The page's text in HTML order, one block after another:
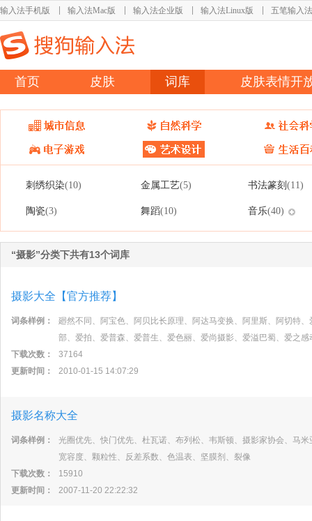
输入法手机版 输入法Mac版 输入法企业版 输入法Linux版 五笔输入法
首页 皮肤 词库 皮肤表情开
刺绣织染(10) 金属工艺(5) 书法篆刻 (11)
陶瓷(3) 舞蹈(10) 音乐(40)
“摄影”分类下共有13个词库
摄影大全【官方推荐】
词条样例：
廻然不同、阿宝色、阿贝比长原理、阿达马变换、阿里斯、阿切特
部、爱拍、爱普森、爱普生、爱色丽、爱尚摄影、爱溢巴蜀、爱之感
下载次数：
37164
更新时间：
2010-01-15 14:07:29
摄影名称大全
词条样例：
光圈优先、快门优先、杜瓦诺、布列松、韦斯顿、摄影家协会、马
宽容度、颗粒性、反差系数、色温表、坚膜剂、裂像
下载次数：
15910
更新时间：
2007-11-20 22:22:32